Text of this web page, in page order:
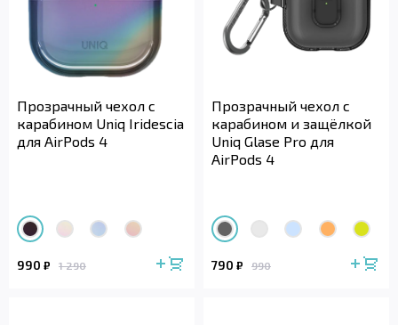
Прозрачный чехол с
карабином Uniq Iridescia
для AirPods 4
990 ₽ 1 290
Прозрачный чехол с
карабином и защёлкой
Uniq Glase Pro для
AirPods 4
790 ₽ 990